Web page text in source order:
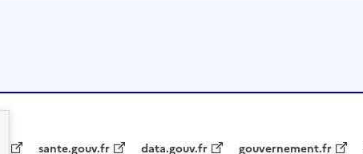
sante.gouv.fr data.gouv.fr gouvernement.fr